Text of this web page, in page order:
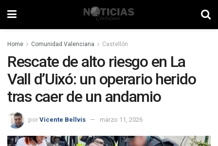
Home Comunidad Valenciana Castellón
Rescate de alto riesgo en La
Vall d’Uixó: un operario herido
tras caer de un andamio
por Vicente Bellvis marzo 11, 2026